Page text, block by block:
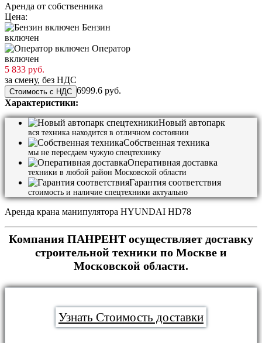
Аренда от собственника
Цена:
Бензин
включен
Оператор
включен
5 833 руб.
за смену, без НДС
Стоимость с НДС 6999.6 руб.
Характеристики:
Новый автопарк
вся техника находится в отличном состоянии
Собственная техника
мы не пересдаем чужую спецтехнику
Оперативная доставка
техники в любой район Московской области
Гарантия соответствия
стоимость и наличие спецтехники актуально
Аренда крана манипулятора HYUNDAI HD78
Компания ПАНРЕНТ осуществляет доставку
строительной техники по Москве и
Московской области.
Узнать Стоимость доставки